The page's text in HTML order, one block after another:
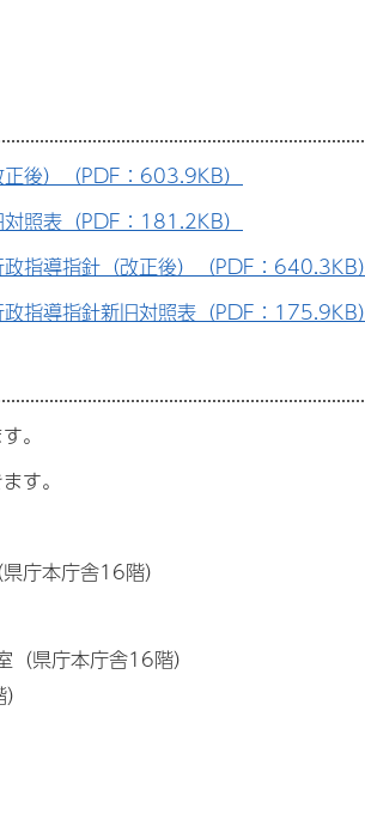
後）（PDF：603.9KB）
照表（PDF：181.2KB）
指導指針（改正後）（PDF：640.3KB）
指導指針新旧対照表（PDF：175.9KB）
。
す。
庁本庁舎16階）
県庁本庁舎16階）